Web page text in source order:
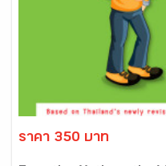
ราคา 350 บาท